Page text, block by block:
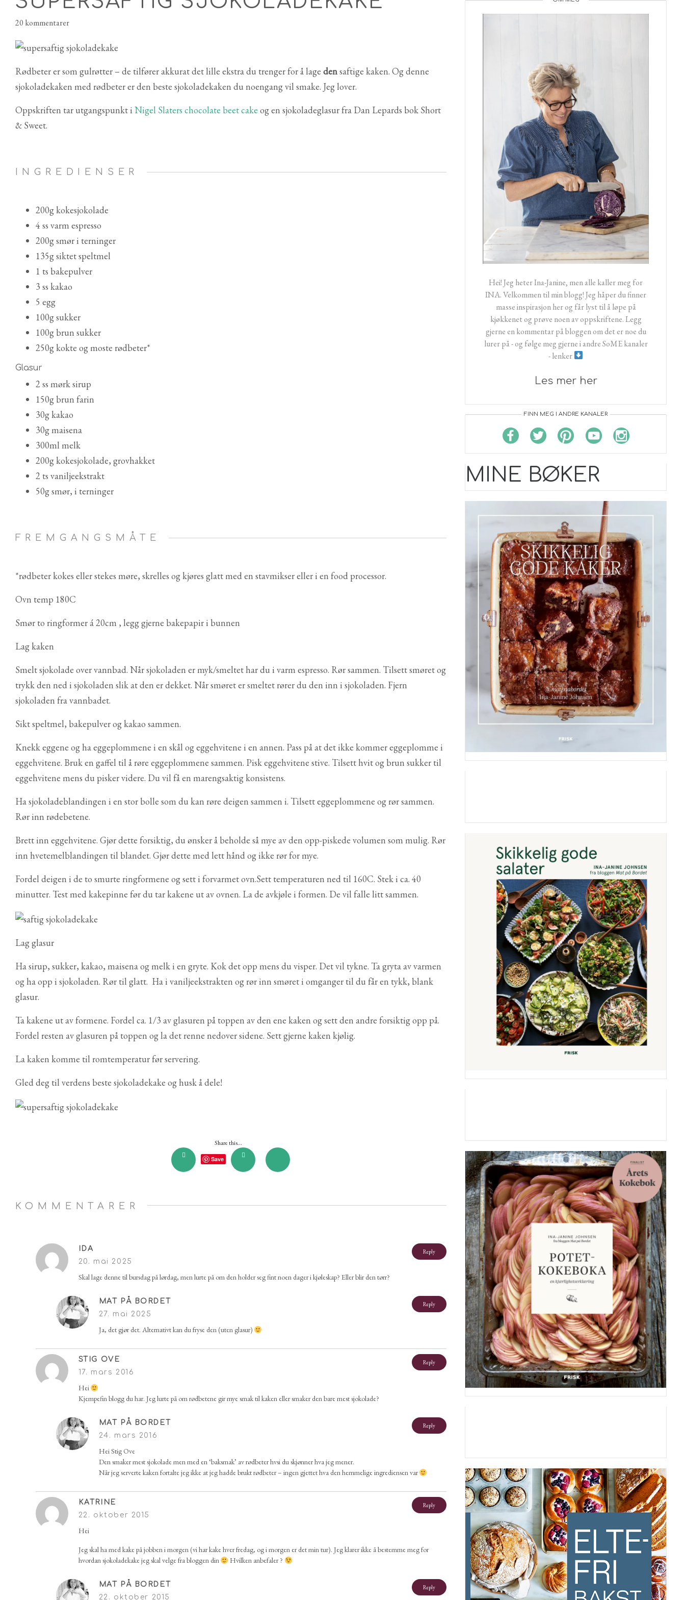
20 kommentarer
Rødbeter er som gulrøtter – de tilfører akkurat det lille ekstra du trenger for å lage densaftige kaken. Og denne
sjokoladekaken med rødbeter er den beste sjokoladekaken du noengang vil smake. Jeg lover.
Oppskriften tar utgangspunkt i Nigel Slaters chocolate beet cake og en sjokoladeglasur fra Dan Lepards bok Short
& Sweet.
INGREDIENSER
200g kokesjokolade
4 ss varm espresso
200g smør i terninger
135g siktet speltmel
1 ts bakepulver
3 ss kakao
5 egg
100g sukker
100g brun sukker
250g kokte og moste rødbeter*
Glasur
2 ss mørk sirup
150g brun farin
30g kakao
30g maisena
300ml melk
200g kokesjokolade, grovhakket
2 ts vaniljeekstrakt
50g smør, i terninger
FREMGANGSMÅTE
*rødbeter kokes eller stekes møre, skrelles og kjøres glatt med en stavmikser eller i en food processor.
Ovn temp 180C
Smør to ringformer á 20cm , legg gjerne bakepapir i bunnen
Lag kaken
Smelt sjokolade over vannbad. Når sjokoladen er myk/smeltet har du i varm espresso. Rør sammen. Tilsett smøret og
trykk den ned i sjokoladen slik at den er dekket. Når smøret er smeltet rører du den inn i sjokoladen. Fjern
sjokoladen fra vannbadet.
Sikt speltmel, bakepulver og kakao sammen.
Knekk eggene og ha eggeplommene i en skål og eggehvitene i en annen. Pass på at det ikke kommer eggeplomme i
eggehvitene. Bruk en gaffel til å røre eggeplommene sammen. Pisk eggehvitene stive. Tilsett hvit og brun sukker til
eggehvitene mens du pisker videre. Du vil få en marengsaktig konsistens.
Ha sjokoladeblandingen i en stor bolle som du kan røre deigen sammen i. Tilsett eggeplommene og rør sammen.
Rør inn rødebetene.
Brett inn eggehvitene. Gjør dette forsiktig, du ønsker å beholde så mye av den opp-piskede volumen som mulig. Rør
inn hvetemelblandingen til blandet. Gjør dette med lett hånd og ikke rør for mye.
Fordel deigen i de to smurte ringformene og sett i forvarmet ovn.Sett temperaturen ned til 160C. Stek i ca. 40
minutter. Test med kakepinne før du tar kakene ut av ovnen. La de avkjøle i formen. De vil falle litt sammen.
Lag glasur
Ha sirup, sukker, kakao, maisena og melk i en gryte. Kok det opp mens du visper. Det vil tykne. Ta gryta av varmen
og ha opp i sjokoladen. Rør til glatt. Ha i vaniljeekstrakten og rør inn smøret i omganger til du får en tykk, blank
glasur.
Ta kakene ut av formene. Fordel ca. 1/3 av glasuren på toppen av den ene kaken og sett den andre forsiktig opp på.
Fordel resten av glasuren på toppen og la det renne nedover sidene. Sett gjerne kaken kjølig.
La kaken komme til romtemperatur før servering.
Gled deg til verdens beste sjokoladekake og husk å dele!
Share this...
Save
KOMMENTARER
Reply
IDA
20. mai 2025
Skal lage denne til bursdag på lørdag, men lurte på om den holder seg fint noen dager i kjøleskap? Eller blir den tørr?
Reply
MAT PÅ BORDET
27. mai 2025
Ja, det gjør det. Alternativt kan du fryse den (uten glasur)
Reply
STIG OVE
17. mars 2016
Hei
Kjempefin blogg du har. Jeg lurte på om rødbetene gir mye smak til kaken eller smaker den bare mest sjokolade?
Reply
MAT PÅ BORDET
24. mars 2016
Hei Stig Ove
Den smaker mest sjokolade men med en ‘baksmak’ av rødbeter hvsi du skjønner hva jeg mener.
Når jeg serverte kaken fortalte jeg ikke at jeg hadde brukt rødbeter – ingen gjettet hva den hemmelige ingrediensen var
Reply
KATRINE
22. oktober 2015
Hei
Jeg skal ha med kake på jobben i morgen (vi har kake hver fredag, og i morgen er det min tur). Jeg klarer ikke å bestemme meg for
hvordan sjokoladekake jeg skal velge fra bloggen din
Hvilken anbefaler ?
Reply
MAT PÅ BORDET
22. oktober 2015
Hei! Jeg heter Ina-Janine, men alle kaller meg for
INA. Velkommen til min blogg! Jeg håper du finner
masse inspirasjon her og får lyst til å løpe på
kjøkkenet og prøve noen av oppskriftene. Legg
gjerne en kommentar på bloggen om det er noe du
lurer på - og følge meg gjerne i andre SoME kanaler
- lenker
Les mer her
FINN MEG I ANDRE KANALER
MINE BØKER